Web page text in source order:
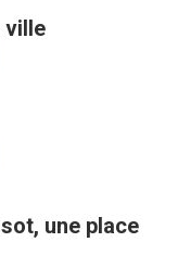
ville
une place